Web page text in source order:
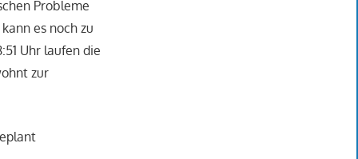
Probleme
es noch zu
Uhr laufen die
zur